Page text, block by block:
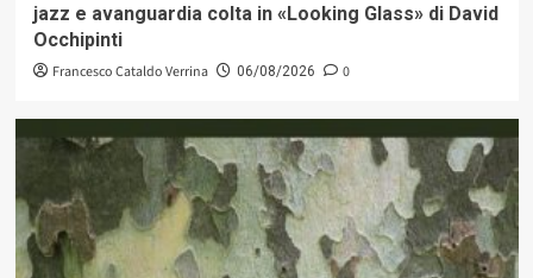
jazz e avanguardia colta in «Looking Glass» di David
Occhipinti
Francesco Cataldo Verrina 06/08/2026 0